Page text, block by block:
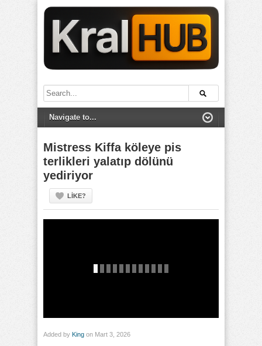
Mistress Kiffa köleye pis
terlikleri yalatıp dölünü
yediriyor
LIKE?
Added by King on Mart 3, 2026